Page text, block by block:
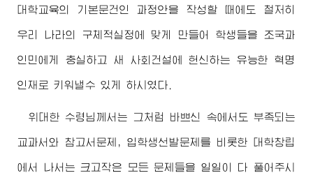
대학교육의 기본문건인 과정안을 작성할 때에도 철저히
우리 나라의 구체적실정에 맞게 만들어 학생들을 조국과
인민에게 충실하고 새 사회건설에 헌신하는 유능한 혁명
인재로 키워낼수 있게 하시였다.
위대한 수령님 께서는 그처럼 바쁘신 속에서도 부족되는
교과서와 참고서문제, 입학생선발문제를 비롯한 대학창립
에서 나서는 크고작은 모든 문제들을 일일이 다 풀어주시